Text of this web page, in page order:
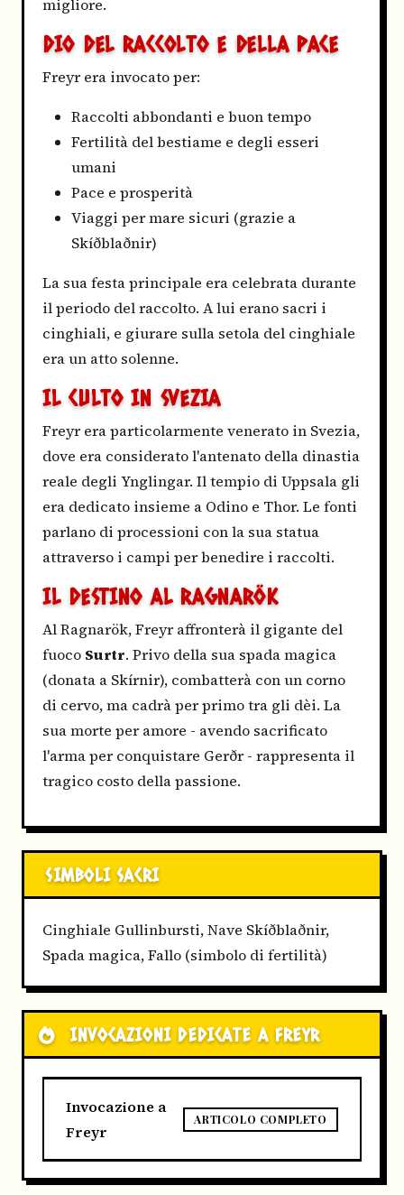
migliore.
DIO DEL RACCOLTO E DELLA PACE
Freyr era invocato per:
Raccolti abbondanti e buon tempo
Fertilità del bestiame e degli esseri
umani
Pace e prosperità
Viaggi per mare sicuri (grazie a
Skíðblaðnir)
La sua festa principale era celebrata durante
il periodo del raccolto. A lui erano sacri i
cinghiali, e giurare sulla setola del cinghiale
era un atto solenne.
IL CULTO IN SVEZIA
Freyr era particolarmente venerato in Svezia,
dove era considerato l'antenato della dinastia
reale degli Ynglingar. Il tempio di Uppsala gli
era dedicato insieme a Odino e Thor. Le fonti
parlano di processioni con la sua statua
attraverso i campi per benedire i raccolti.
IL DESTINO AL RAGNARÖK
Al Ragnarök, Freyr affronterà il gigante del
fuoco Surtr. Privo della sua spada magica
(donata a Skírnir), combatterà con un corno
di cervo, ma cadrà per primo tra gli dèi. La
sua morte per amore - avendo sacrificato
l'arma per conquistare Gerðr - rappresenta il
tragico costo della passione.
SIMBOLI SACRI
Cinghiale Gullinbursti, Nave Skíðblaðnir,
Spada magica, Fallo (simbolo di fertilità)
INVOCAZIONI DEDICATE A FREYR
Invocazione a
Freyr
ARTICOLO COMPLETO